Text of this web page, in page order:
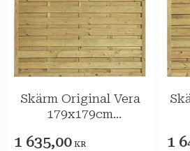
Skärm Original Vera
179x179cm
1 635,00 KR
1